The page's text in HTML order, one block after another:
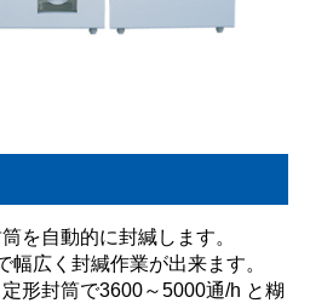
を自動的に封緘します。
幅広く封緘作業が出来ます。
形封筒で3600～5000通/h と糊